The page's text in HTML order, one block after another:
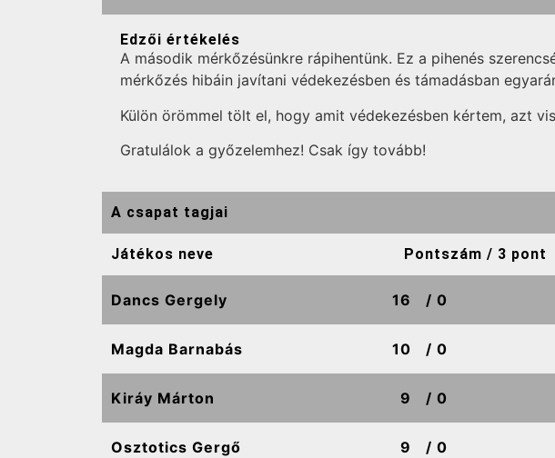
Edzői értékelés
A második mérkőzésünkre rápihentünk. Ez a pihenés
mérkőzés hibáin javítani védekezésben és támadásban
Külön örömmel tölt el, hogy amit védekezésben kértem, azt
Gratulálok a győzelemhez! Csak így tovább!
A csapat tagjai
Játékos neve Pontszám / 3 pont
Dancs Gergely 16 / 0
Magda Barnabás 10 / 0
Kiráy Márton 9 / 0
Osztotics Gergő 9 / 0